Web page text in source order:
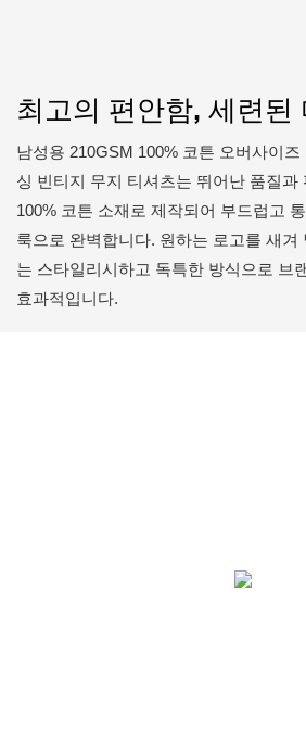
최고의 편안함, 세련된
남성용 210GSM 100% 코튼 오버사이
싱 빈티지 무지 티셔츠는 뛰어난 품질과
100% 코튼 소재로 제작되어 부드럽고
룩으로 완벽합니다. 원하는 로고를 새겨
는 스타일리시하고 독특한 방식으로 브
효과적입니다.